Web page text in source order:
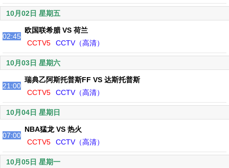
10月02日 星期五
02:45
欧国联希腊 VS 荷兰
CCTV5
CCTV（高清）
10月03日 星期六
21:00
瑞典乙阿斯托普斯FF VS 达斯托普斯
CCTV5
CCTV（高清）
10月04日 星期日
07:00
NBA猛龙 VS 热火
CCTV5
CCTV（高清）
10月05日 星期一